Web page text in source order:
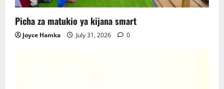
Picha za matukio ya kijana smart
Joyce Hamka July 31, 2026 0